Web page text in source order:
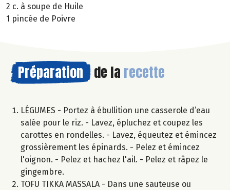
2 c. à soupe de Huile
1 pincée de Poivre
Préparation de la recette
LÉGUMES - Portez à ébullition une casserole d’eau
salée pour le riz. - Lavez, épluchez et coupez les
carottes en rondelles. - Lavez, équeutez et émincez
grossièrement les épinards. - Pelez et émincez
l'oignon. - Pelez et hachez l'ail. - Pelez et râpez le
gingembre.
TOFU TIKKA MASSALA - Dans une sauteuse ou